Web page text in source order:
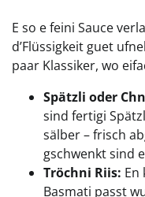
E so e feini Sauce
d’Flüssigkeit guet
paar Klassiker, wo
Spätzli oder
sind fertigi
sälber – frisch
gschwenkt sind
Tröchni Riis: En
Basmati passt